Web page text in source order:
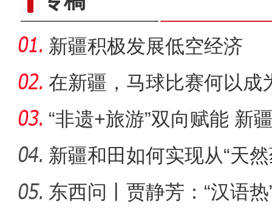
十年·数说 经济
新疆积极发展低空经济
在新疆，马球比赛何以成
“非遗+旅游”双向赋能 新
圈
新疆和田如何实现从“天
乡”
东西问丨贾静芳：“汉语